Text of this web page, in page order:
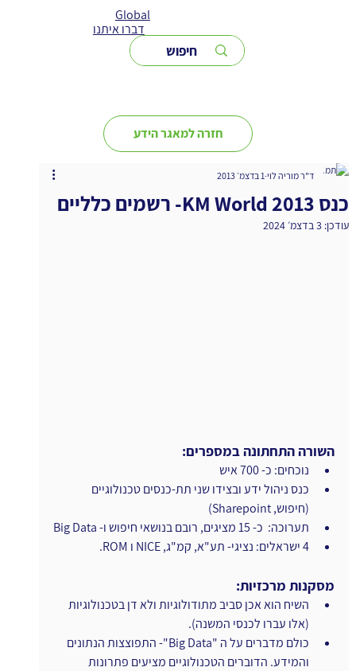
Global
דברו איתנו
חזרה למאגר הידע
כנס KM World 2013- רשמים כלליים
ד"ר מוריה לוי 1 בדצמ׳ 2013
עודכן: 3 בדצמ׳ 2024
השורה התחתונה במספרים:
נוכחים: כ- 700 איש
כנס ניהול ידע ובצידו שני תת-כנסים טכנולוגיים
(חיפוש, Sharepoint)
תערוכה:  כ- 15 מציגים, רובם בנושאי חיפוש ו- Big Data
4 ישראלים: נציגי- תע"א, קמ"ג, NICE ו ROM.
מסקנות מרכזיות:
השיח הוא אכן סביב מתודולוגיות ולא דן בטכנולוגיות
(אלו עברו לכנסי המשנה).
כולם מדברים על ה "Big Data"- התפוצצות הנתונים
והמידע. הדוברים הטכנולוגיים מציעים פתרונות